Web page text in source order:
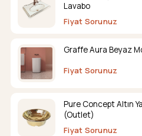
Lavabo
Fiyat Sorunuz
Graffe Aura Beyaz
Fiyat Sorunuz
Pure Concept Altın
(Outlet)
Fiyat Sorunuz